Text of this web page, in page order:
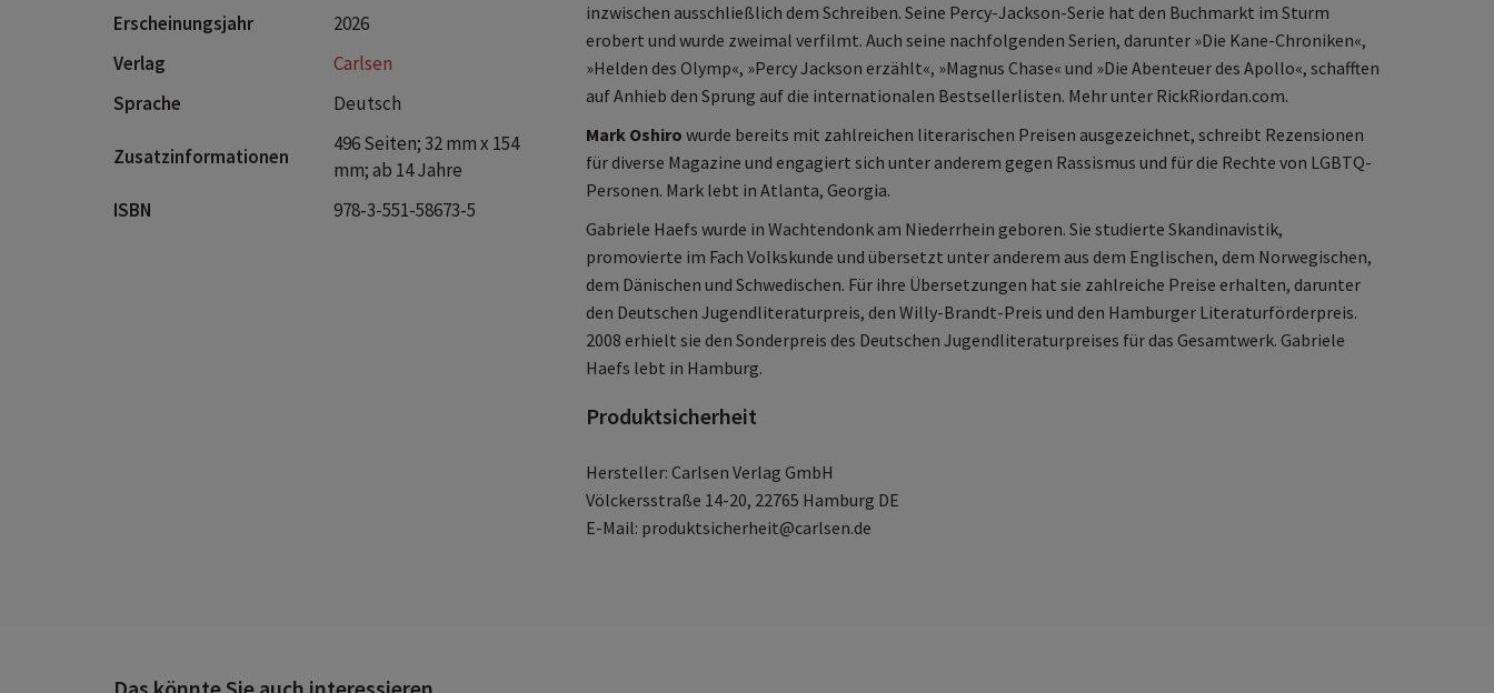
Erscheinungsjahr
2026
Verlag
Carlsen
Sprache
Deutsch
Zusatzinformationen
496 Seiten; 32 mm x 154
mm; ab 14 Jahre
ISBN
978-3-551-58673-5
inzwischen ausschließlich dem Schreiben. Seine Percy-Jackson-Serie hat den Buchmarkt im Sturm
erobert und wurde zweimal verfilmt. Auch seine nachfolgenden Serien, darunter »Die Kane-Chroniken«,
»Helden des Olymp«, »Percy Jackson erzählt«, »Magnus Chase« und »Die Abenteuer des Apollo«, schafften
auf Anhieb den Sprung auf die internationalen Bestsellerlisten. Mehr unter RickRiordan.com.
Mark Oshirowurde bereits mit zahlreichen literarischen Preisen ausgezeichnet, schreibt Rezensionen
für diverse Magazine und engagiert sich unter anderem gegen Rassismus und für die Rechte von LGBTQ-
Personen. Mark lebt in Atlanta, Georgia.
Gabriele Haefs wurde in Wachtendonk am Niederrhein geboren. Sie studierte Skandinavistik,
promovierte im Fach Volkskunde und übersetzt unter anderem aus dem Englischen, dem Norwegischen,
dem Dänischen und Schwedischen. Für ihre Übersetzungen hat sie zahlreiche Preise erhalten, darunter
den Deutschen Jugendliteraturpreis, den Willy-Brandt-Preis und den Hamburger Literaturförderpreis.
2008 erhielt sie den Sonderpreis des Deutschen Jugendliteraturpreises für das Gesamtwerk. Gabriele
Haefs lebt in Hamburg.
Produktsicherheit
Hersteller: Carlsen Verlag GmbH
Völckersstraße 14-20, 22765 Hamburg DE
E-Mail: produktsicherheit@carlsen.de